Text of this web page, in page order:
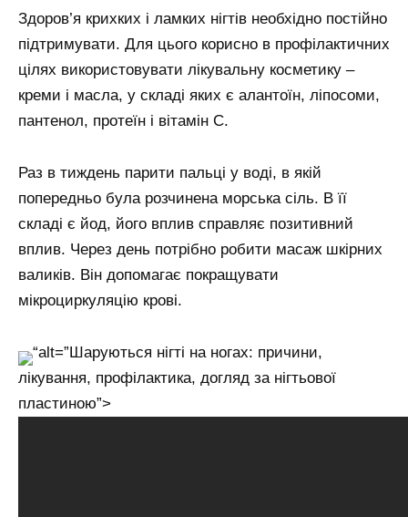
Здоров’я крихких і ламких нігтів необхідно постійно
підтримувати. Для цього корисно в профілактичних
цілях використовувати лікувальну косметику –
креми і масла, у складі яких є алантоїн, ліпосоми,
пантенол, протеїн і вітамін С.
Раз в тиждень парити пальці у воді, в якій
попередньо була розчинена морська сіль. В її
складі є йод, його вплив справляє позитивний
вплив. Через день потрібно робити масаж шкірних
валиків. Він допомагає покращувати
мікроциркуляцію крові.
“alt=”Шаруються нігті на ногах: причини,
лікування, профілактика, догляд за нігтьової
пластиною”>